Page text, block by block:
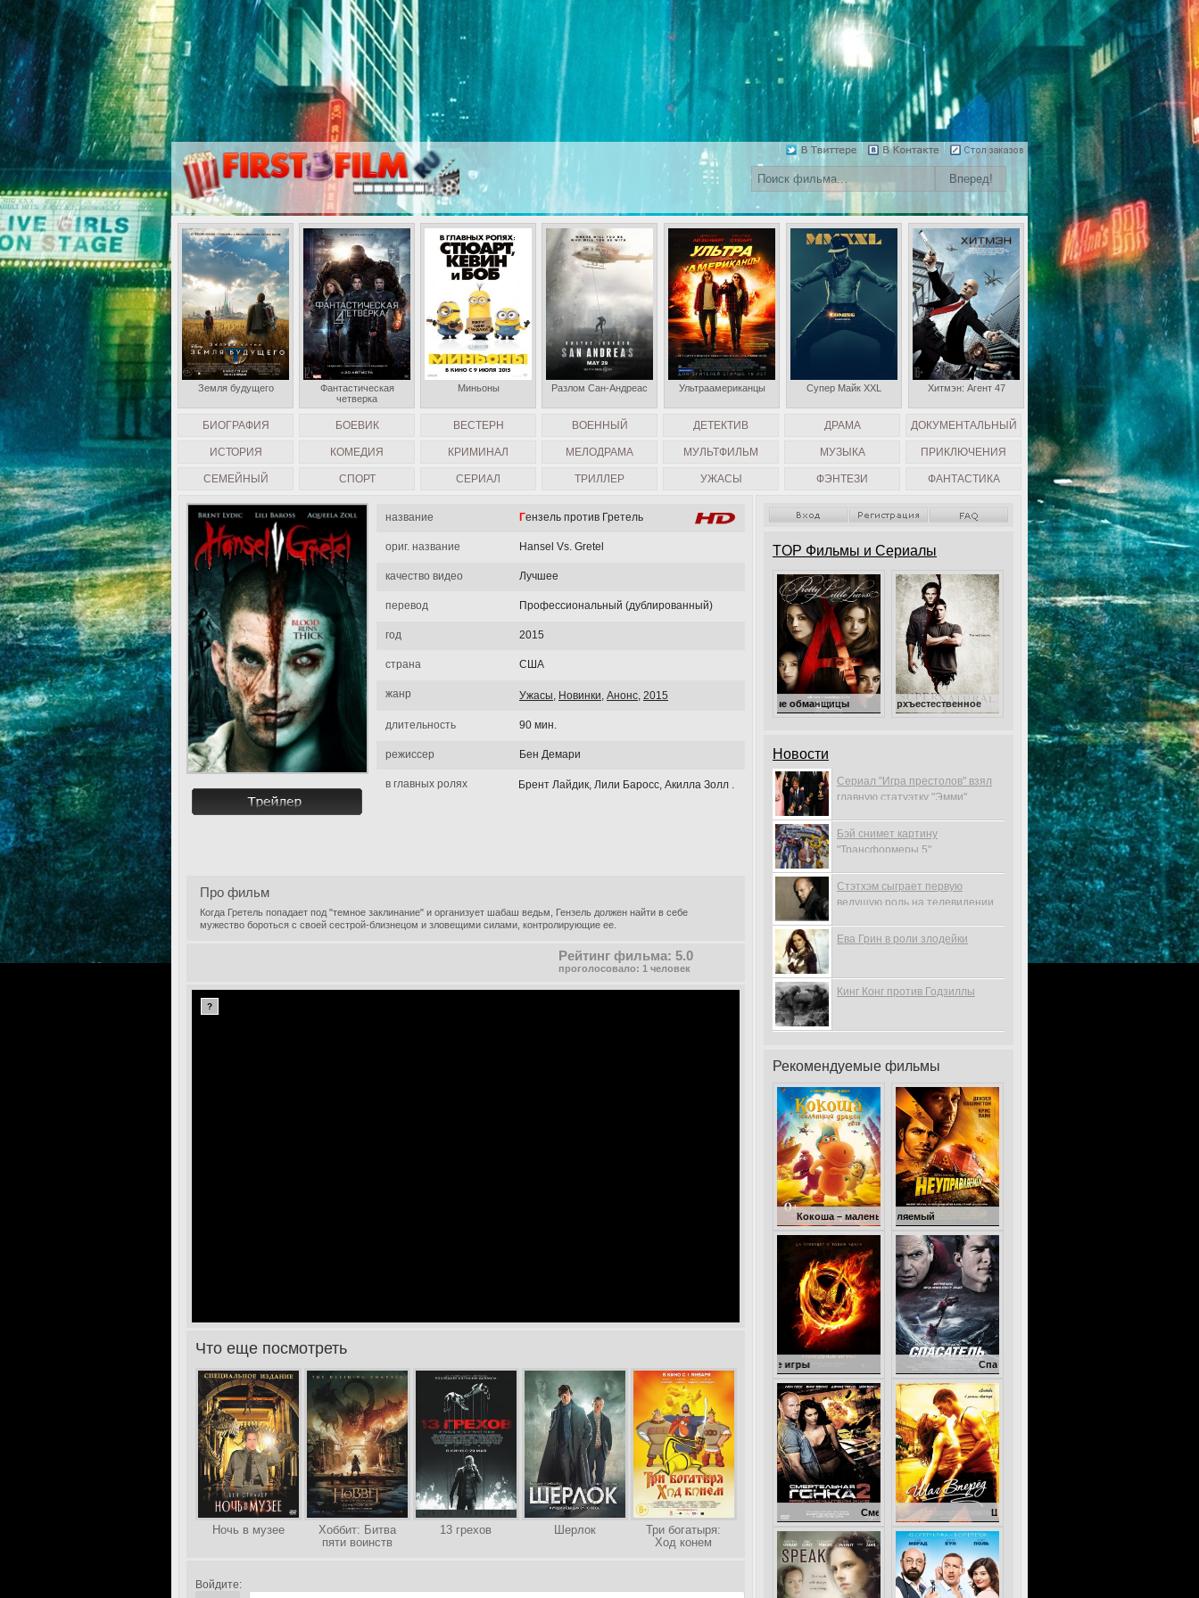
название Гензель против Гретель
ориг. название Hansel Vs. Gretel
качество видео Лучшее
перевод Профессиональный (дублированный)
год 2015
страна США
жанр Ужасы, Новинки, Анонс, 2015
длительность 90 мин.
режиссер Бен Демари
в главных ролях Брент Лайдик, Лили Баросс, Акилла Золл .
Про фильм
Когда Гретель попадает под "темное заклинание" и организует шабаш ведьм, Гензель должен найти в себе
мужество бороться с своей сестрой-близнецом и зловещими силами, контролирующие ее.
Рейтинг фильма: 5.0
проголосовало: 1 человек
?
>Что еще посмотреть
Ночь в музее
Хоббит: Битва
пяти воинств
13 грехов Шерлок
Три богатыря:
Ход конем
Войдите:
TOP Фильмы и Сериалы
Милые обманщицы Сверхъестественное
Новости
Сериал "Игра престолов" взял
главную статуэтку "Эмми".
Бэй снимет картину
"Трансформеры 5"
Стэтхэм сыграет первую
ведущую роль на телевидении
Ева Грин в роли злодейки
Кинг Конг против Годзиллы
Рекомендуемые фильмы
Кокоша – маленький дракон
Смертельная гонка 2: Франкенштейн жив
Шаг вперед
БИОГРАФИЯ БОЕВИК ВЕСТЕРН ВОЕННЫЙ ДЕТЕКТИВ ДРАМА ДОКУМЕНТАЛЬНЫЙ
ИСТОРИЯ КОМЕДИЯ КРИМИНАЛ МЕЛОДРАМА МУЛЬТФИЛЬМ МУЗЫКА ПРИКЛЮЧЕНИЯ
СЕМЕЙНЫЙ СПОРТ СЕРИАЛ ТРИЛЛЕР УЖАСЫ ФЭНТЕЗИ ФАНТАСТИКА
Земля будущего
Фантастическая
четверка
Миньоны Разлом Сан-Андреас Ультраамериканцы Супер Майк XXL Хитмэн: Агент 47